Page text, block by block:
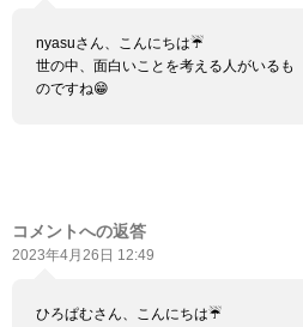
nyasuさん、こんにちは☔️
世の中、面白いことを考える人がいるも
のですね😁
コメントへの返答
2023年4月26日 12:49
ひろぱむさん、こんにちは☔️